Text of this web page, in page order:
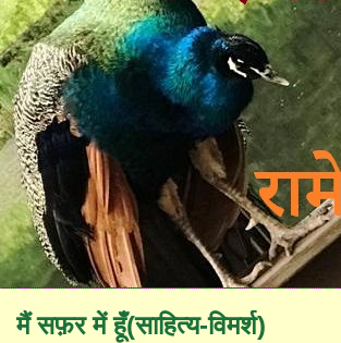
मैं सफ़र में हूँ(साहित्य-विमर्श)